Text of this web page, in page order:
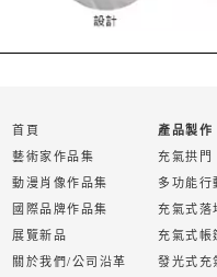
首頁
藝術家作品集
動漫肖像作品集
國際品牌作品集
展覽新品
關於我們/公司沿革
產品製作
充氣拱門
多功能行
充氣式落
充氣式帳
發光式充